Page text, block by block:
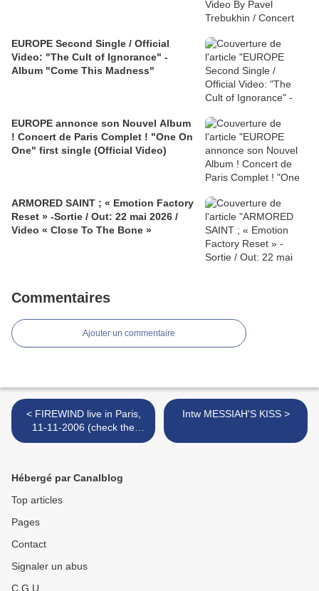
EUROPE Second Single / Official
Video: "The Cult of Ignorance" -
Album "Come This Madness"
EUROPE annonce son Nouvel Album
! Concert de Paris Complet ! "One On
One" first single (Official Video)
ARMORED SAINT ; « Emotion Factory
Reset » -Sortie / Out: 22 mai 2026 /
Video « Close To The Bone »
Commentaires
Ajouter un commentaire
< FIREWIND live in Paris,
11-11-2006 (check the
whole album :-)
Intw MESSIAH'S KISS >
Hébergé par Canalblog
Top articles
Pages
Contact
Signaler un abus
C.G.U.